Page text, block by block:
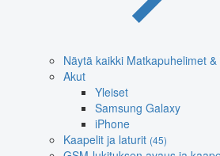
Näytä kaikki Matkapuhelimet
Akut
Yleiset
Samsung Galaxy
iPhone
Kaapelit ja laturit (45)